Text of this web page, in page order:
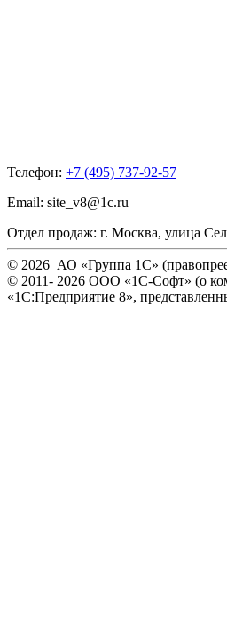
Телефон: +7 (495) 737-92-57
Email: site_v8@1c.ru
Отдел продаж: г. Москва, улица
© 2026 АО «Группа 1С»
© 2011- 2026 ООО «1С-Софт» (о
«1С:Предприятие 8»,